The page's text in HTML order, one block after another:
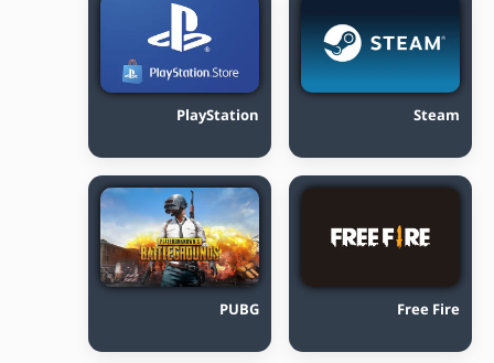
Steam
PlayStation
Free Fire
PUBG